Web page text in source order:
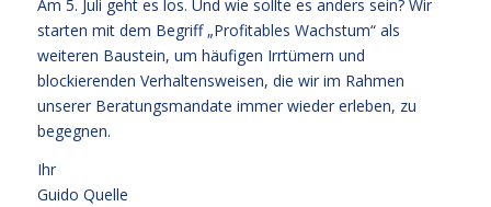
Am 5. Juli geht es los. Und wie sollte es anders sein? Wir
starten mit dem Begriff „Profitables Wachstum“ als
weiteren Baustein, um häufigen Irrtümern und
blockierenden Verhaltensweisen, die wir im Rahmen
unserer Beratungsmandate immer wieder erleben, zu
begegnen.
Ihr
Guido Quelle